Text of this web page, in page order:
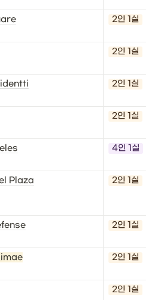
2인 1실
2인 1실
2인 1실
2인 1실
4인 1실
Plaza 2인 1실
2인 1실
2인 1실
2인 1실